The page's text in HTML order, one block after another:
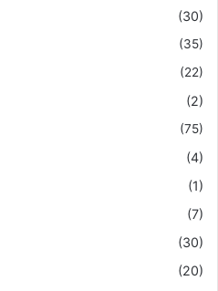
(30)
(35)
(22)
(2)
(75)
(4)
(1)
(7)
(30)
(20)